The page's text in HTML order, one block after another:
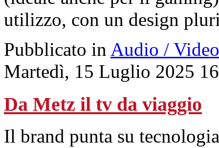
utilizzo, con un design
Pubblicato in Audio / Video
Martedì, 15 Luglio 2025
Da Metz il tv da viaggio
Il brand punta su